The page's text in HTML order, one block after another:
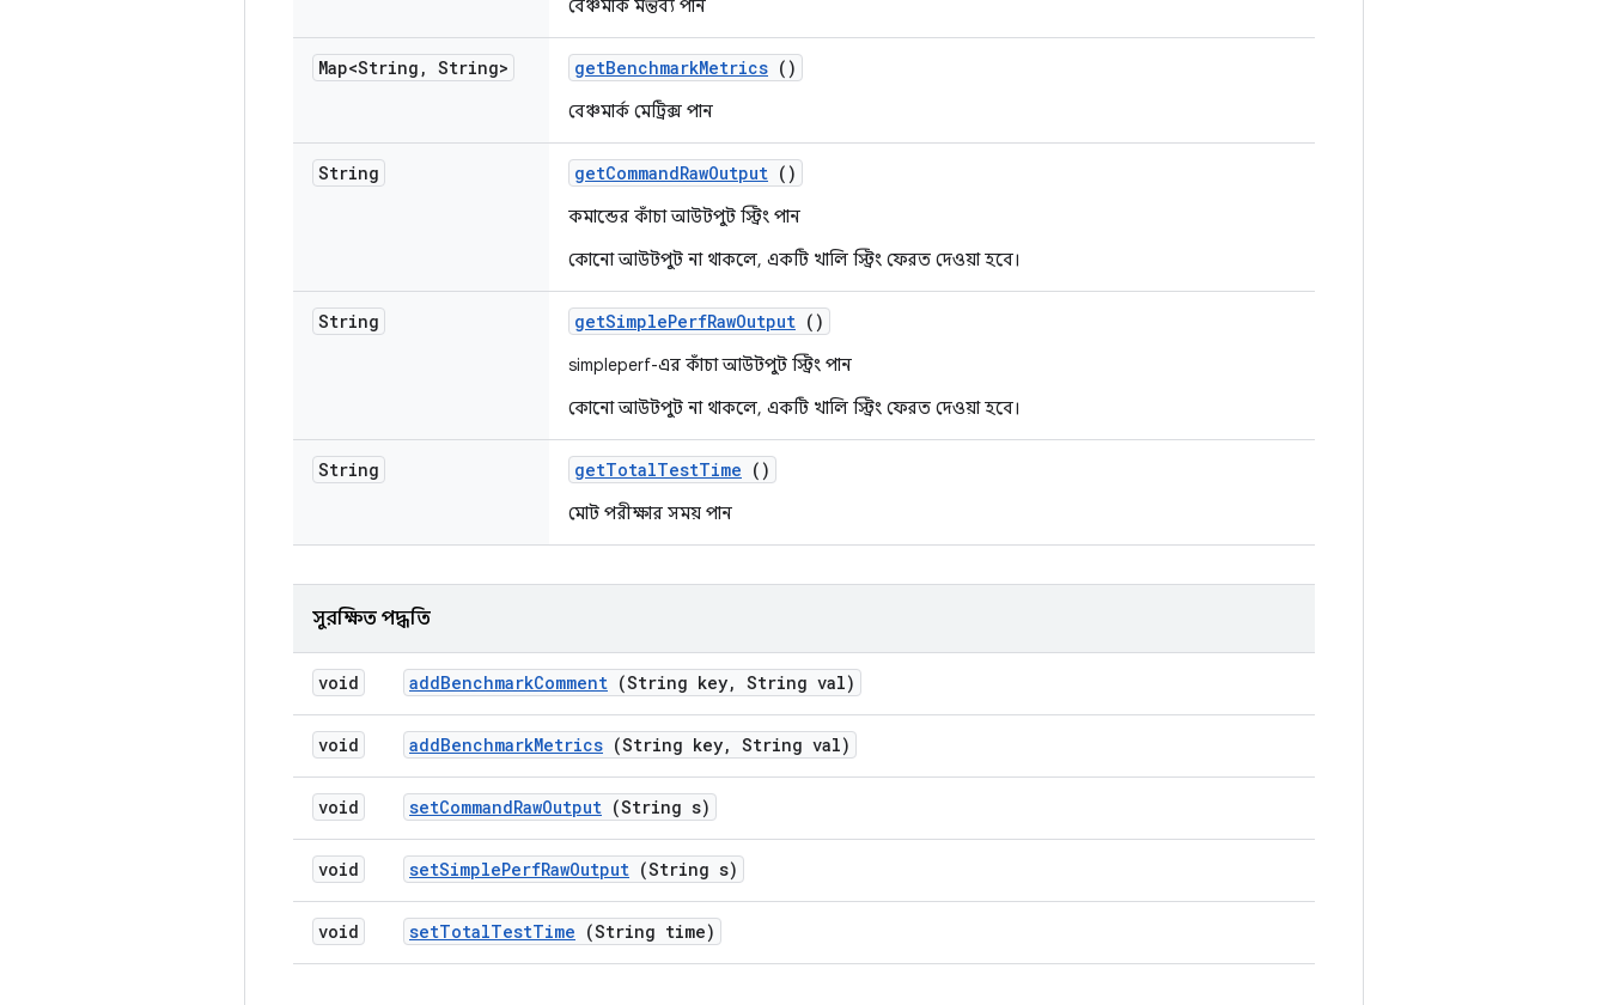
বেঞ্চমার্ক মন্তব্য পান
Map<String , String> getBenchmarkMetrics ()
বেঞ্চমার্ক মেট্রিক্স পান
String getCommandRawOutput ()
কমান্ডের কাঁচা আউটপুট স্ট্রিং পান
কোনো আউটপুট না থাকলে, একটি খালি স্ট্রিং ফেরত দেওয়া হবে।
String getSimplePerfRawOutput ()
simpleperf-এর কাঁচা আউটপুট স্ট্রিং পান
কোনো আউটপুট না থাকলে, একটি খালি স্ট্রিং ফেরত দেওয়া হবে।
String getTotalTestTime ()
মোট পরীক্ষার সময় পান
সুরক্ষিত পদ্ধতি
void addBenchmarkComment (String key, String val)
void addBenchmarkMetrics (String key, String val)
void setCommandRawOutput (String s)
void setSimplePerfRawOutput (String s)
void setTotalTestTime (String time)